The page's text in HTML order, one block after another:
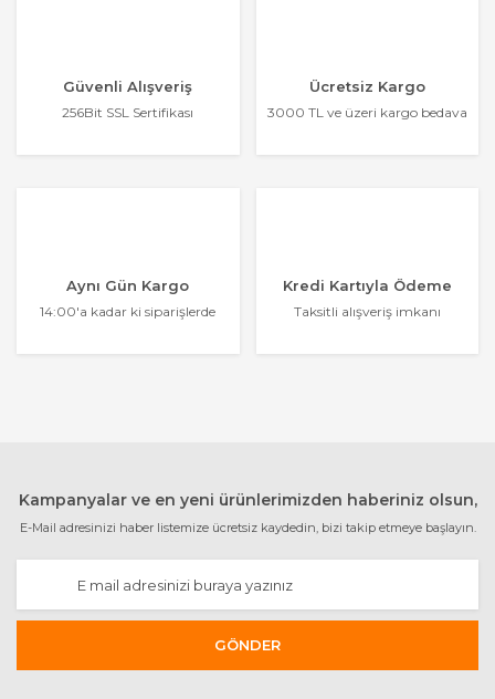
Güvenli Alışveriş
256Bit SSL Sertifikası
Ücretsiz Kargo
3000 TL ve üzeri kargo bedava
Aynı Gün Kargo
14:00'a kadar ki siparişlerde
Kredi Kartıyla Ödeme
Taksitli alışveriş imkanı
Kampanyalar ve en yeni ürünlerimizden haberiniz olsun,
E-Mail adresinizi haber listemize ücretsiz kaydedin, bizi takip etmeye başlayın.
GÖNDER